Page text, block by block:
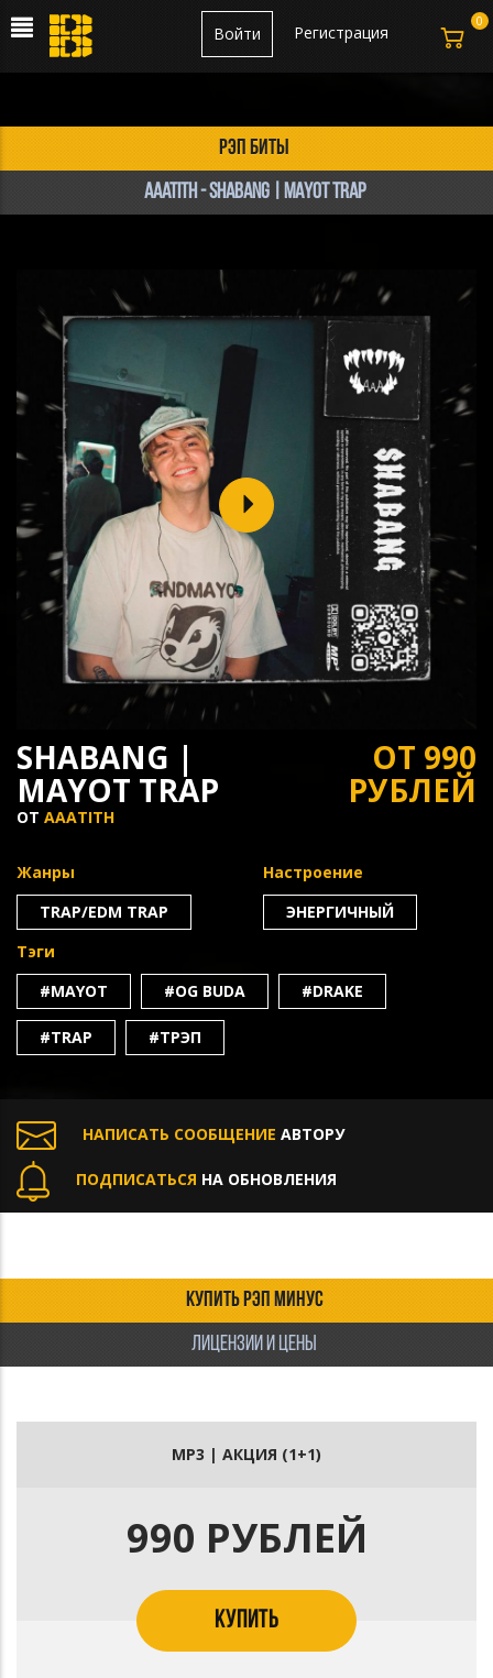
Регистрация
Войти
рэп биты
aaatith - SHABANG | MAYOT TRAP
SHABANG |
MAYOT TRAP
ОТ AAATITH
ОТ 990
РУБЛЕЙ
Жанры
TRAP/EDM TRAP
Настроение
ЭНЕРГИЧНЫЙ
Тэги
#MAYOT
#OG BUDA #DRAKE
#TRAP #ТРЭП
НАПИСАТЬ СООБЩЕНИЕ АВТОРУ
ПОДПИСАТЬСЯ НА ОБНОВЛЕНИЯ
КУПИТЬ РЭП МИНУС
ЛИЦЕНЗИИ И ЦЕНЫ
MP3 | АКЦИЯ (1+1)
990 РУБЛЕЙ
КУПИТЬ
0